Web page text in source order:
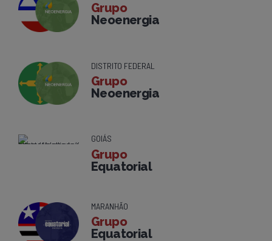
Grupo
Neoenergia
DISTRITO FEDERAL
Grupo
Neoenergia
GOIÁS
Grupo
Equatorial
MARANHÃO
Grupo
Equatorial